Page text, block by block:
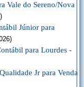
Vale do Sereno/Nova
Júnior para
para Lourdes -
Jr para Venda